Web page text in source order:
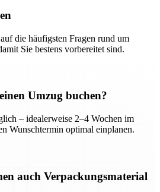
die häufigsten Fragen rund um
Sie bestens vorbereitet sind.
Umzug buchen?
– idealerweise 2–4 Wochen im
Wunschtermin optimal einplanen.
auch Verpackungsmaterial